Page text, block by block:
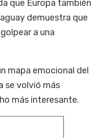
que Europa también
demuestra que
a una
mapa emocional del
se volvió más
más interesante.